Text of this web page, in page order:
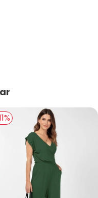
- Casaco Xadrez